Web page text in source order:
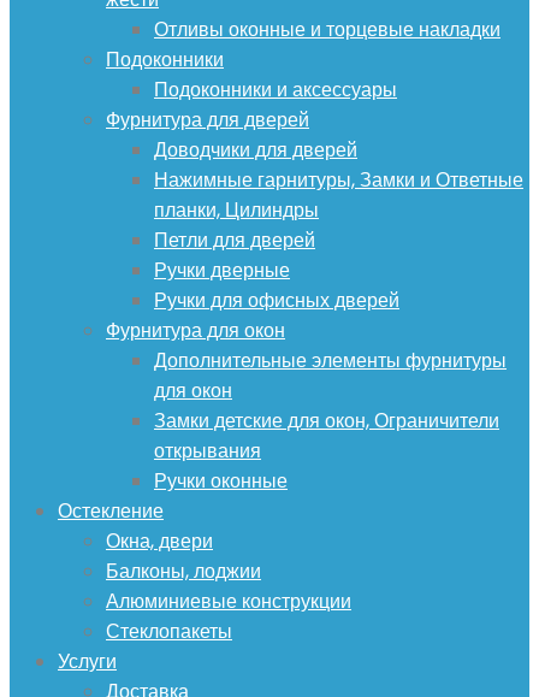
Отливы оконные и торцевые накладки
Подоконники
Подоконники и аксессуары
Фурнитура для дверей
Доводчики для дверей
Нажимные гарнитуры, Замки и Ответные
планки, Цилиндры
Петли для дверей
Ручки дверные
Ручки для офисных дверей
Фурнитура для окон
Дополнительные элементы фурнитуры
для окон
Замки детские для окон, Ограничители
открывания
Ручки оконные
Остекление
Окна, двери
Балконы, лоджии
Алюминиевые конструкции
Стеклопакеты
Услуги
Доставка